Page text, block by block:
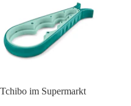
Tchibo im Supermarkt